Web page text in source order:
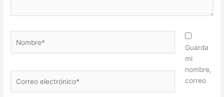
electrónico*
Guarda
mi
nombre,
correo